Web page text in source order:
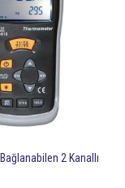
2 Kanallı